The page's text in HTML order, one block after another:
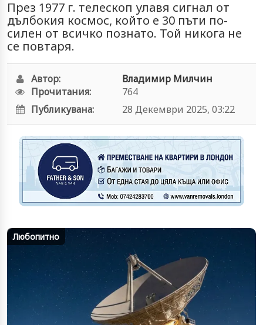
През 1977 г. телескоп улавя сигнал от
дълбокия космос, който е 30 пъти по-
силен от всичко познато. Той никога не
се повтаря.
Автор:
Владимир Милчин
Прочитания:
764
Публикувана:
28 Декември 2025, 03:22
Любопитно